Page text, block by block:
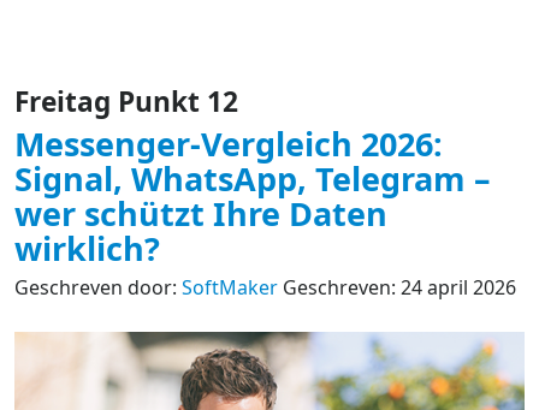
Freitag Punkt 12
Messenger-Vergleich 2026:
Signal, WhatsApp, Telegram –
wer schützt Ihre Daten
wirklich?
Geschreven door: SoftMaker Geschreven: 24 april 2026